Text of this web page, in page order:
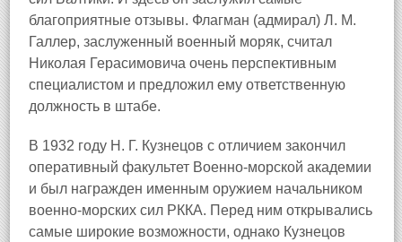
благоприятные отзывы. Флагман (адмирал) Л. М.
Галлер, заслуженный военный моряк, считал
Николая Герасимовича очень перспективным
специалистом и предложил ему ответственную
должность в штабе.
В 1932 году Н. Г. Кузнецов с отличием закончил
оперативный факультет Военно-морской академии
и был награжден именным оружием начальником
военно-морских сил РККА. Перед ним открывались
самые широкие возможности, однако Кузнецов